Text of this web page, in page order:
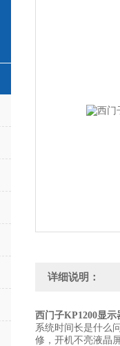
详细说明：
西门子KP1200显
系统时间长是什么
修，开机不亮液晶